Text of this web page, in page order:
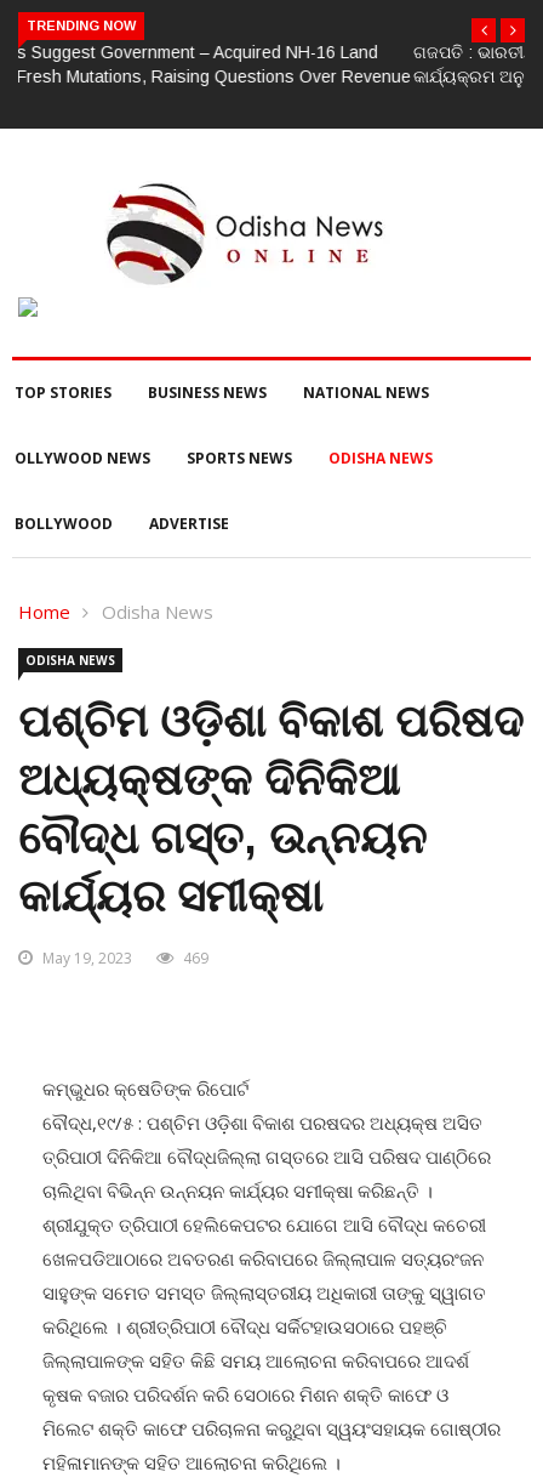
TRENDING NOW
ଗଜପତି : ଭାରତୀୟ ଜନତା ପାର୍ଟି ପକ୍ଷରୁ ମଣ୍ଡଳ ବୈଠକ ଓ ତ୍ରିରଙ୍ଗା ଯାତ୍ରା
କାର୍ଯ୍ୟକ୍ରମ ଅନୁଷ୍ଠିତ ଗଣେଶ କୁମାର ରାଜୁଙ୍କ ରିପୋର୍ଟ
TOP STORIES BUSINESS NEWS NATIONAL NEWS
OLLYWOOD NEWS SPORTS NEWS ODISHA NEWS
BOLLYWOOD ADVERTISE
Home Odisha News
ODISHA NEWS
ପଶ୍ଚିମ ଓଡ଼ିଶା ବିକାଶ ପରିଷଦ
ଅଧ୍ୟକ୍ଷଙ୍କ ଦିନିକିଆ
ବୌଦ୍ଧ ଗସ୍ତ, ଉନ୍ନୟନ
କାର୍ଯ୍ୟର ସମୀକ୍ଷା
May 19, 2023 469
କମ୍ଭୁଧର କ୍ଷେତିଙ୍କ ରିପୋର୍ଟ
ବୌଦ୍ଧ,୧୯/୫ : ପଶ୍ଚିମ ଓଡ଼ିଶା ବିକାଶ ପରଷଦର ଅଧ୍ୟକ୍ଷ ଅସିତ
ତ୍ରିପାଠୀ ଦିନିକିଆ ବୌଦ୍ଧଜିଲ୍ଲା ଗସ୍ତରେ ଆସି ପରିଷଦ ପାଣ୍ଠିରେ
ଚାଲିଥିବା ବିଭିନ୍ନ ଉନ୍ନୟନ କାର୍ଯ୍ୟର ସମୀକ୍ଷା କରିଛନ୍ତି ।
ଶ୍ରୀଯୁକ୍ତ ତ୍ରିପାଠୀ ହେଲିକେପଟର ଯୋଗେ ଆସି ବୌଦ୍ଧ କଚେରୀ
ଖେଳପଡିଆଠାରେ ଅବତରଣ କରିବାପରେ ଜିଲ୍ଲାପାଳ ସତ୍ୟରଂଜନ
ସାହୁଙ୍କ ସମେତ ସମସ୍ତ ଜିଲ୍ଲାସ୍ତରୀୟ ଅଧିକାରୀ ତାଙ୍କୁ ସ୍ୱାଗତ
କରିଥିଲେ । ଶ୍ରୀତ୍ରିପାଠୀ ବୌଦ୍ଧ ସର୍କିଟହାଉସଠାରେ ପହଞ୍ଚି
ଜିଲ୍ଲାପାଳଙ୍କ ସହିତ କିଛି ସମୟ ଆଲୋଚନା କରିବାପରେ ଆଦର୍ଶ
କୃଷକ ବଜାର ପରିଦର୍ଶନ କରି ସେଠାରେ ମିଶନ ଶକ୍ତି କାଫେ ଓ
ମିଲେଟ ଶକ୍ତି କାଫେ ପରିଚାଳନା କରୁଥିବା ସ୍ୱୟଂସହାୟକ ଗୋଷ୍ଠୀର
ମହିଳାମାନଙ୍କ ସହିତ ଆଲୋଚନା କରିଥିଲେ ।